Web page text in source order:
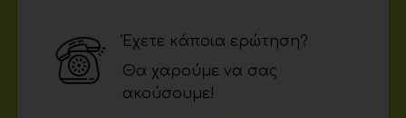
Έχετε κάποια ερώτηση?
Θα χαρούμε να σας
ακούσουμε!